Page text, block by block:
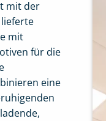
mit der
mit
für die
eine